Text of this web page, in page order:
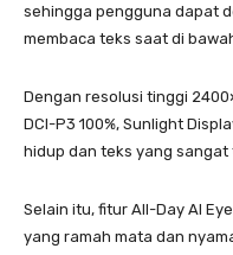
sehingga pengguna dapat
membaca teks saat di
Dengan resolusi tinggi
DCI-P3 100%, Sunlight
hidup dan teks yang sangat
Selain itu, fitur All-Day AI
yang ramah mata dan